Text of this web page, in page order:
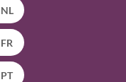
NL
FR
PT